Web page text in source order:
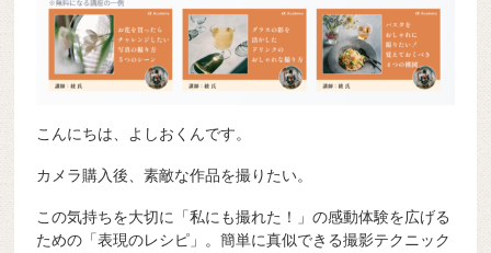
こんにちは、よしおくんです。
カメラ購入後、素敵な作品を撮りたい。
この気持ちを大切に「私にも撮れた！」の感動体験を広げる
ための「表現のレシピ」。簡単に真似できる撮影テクニック